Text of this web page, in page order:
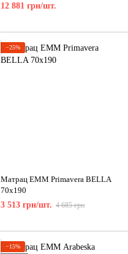
12 881 грн/шт.
−25%
Матрац ЕММ Primavera BELLA
70x190
3 513 грн/шт. 4 685 грн
−15%